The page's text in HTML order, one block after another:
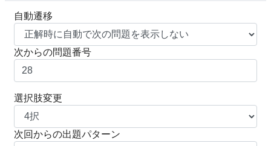
自動遷移
次からの問題番号
選択肢変更
次回からの出題パターン